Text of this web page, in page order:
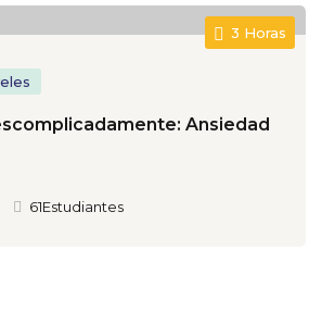
3 Horas
Ansiedad
61Estudiantes